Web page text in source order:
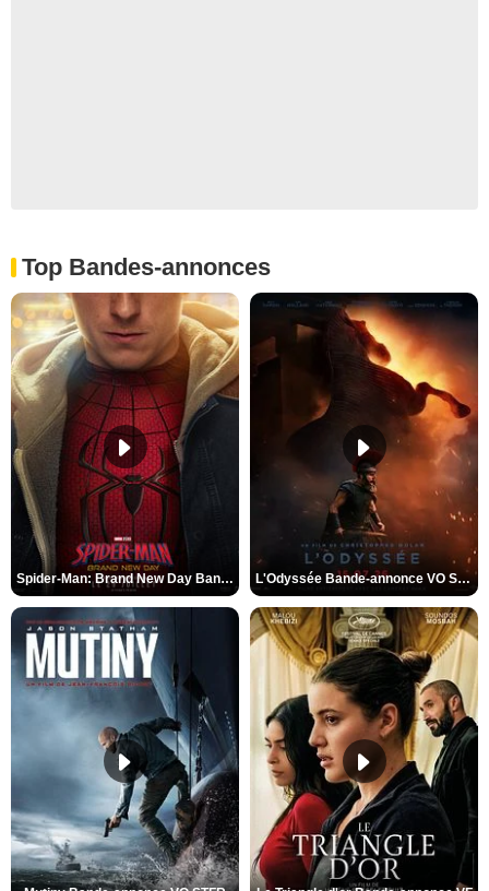
Top Bandes-annonces
Spider-Man: Brand New Day Bande-annonce VO STFR L'Odyssée Bande-annonce VO STFR